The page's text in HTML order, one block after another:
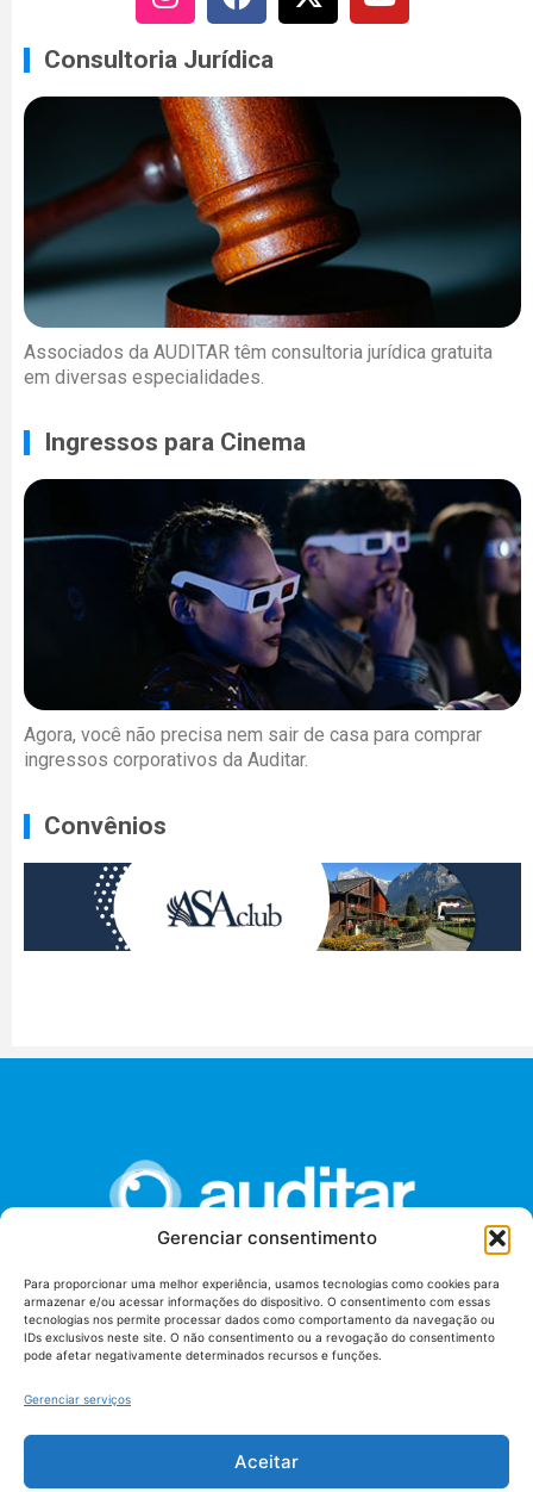
Gerenciar consentimento
Para proporcionar uma melhor experiência, usamos tecnologias como cookies para
armazenar e/ou acessar informações do dispositivo. O consentimento com essas
tecnologias nos permite processar dados como comportamento da navegação ou
IDs exclusivos neste site. O não consentimento ou a revogação do consentimento
pode afetar negativamente determinados recursos e funções.
Gerenciar serviços
Aceitar
Consultoria Jurídica
Associados da AUDITAR têm consultoria jurídica gratuita
em diversas especialidades.
Ingressos para Cinema
Agora, você não precisa nem sair de casa para comprar
ingressos corporativos da Auditar.
Convênios
União dos Auditores Federais de Controle Externo -
AUDITAR
Setor de Administração Federal Sul (SAF/Sul), Qd. 04, Lt. 01
Tribunal de Contas da União (TCU), Subsolo, Sala S04
Telefone: (61)3527-7292